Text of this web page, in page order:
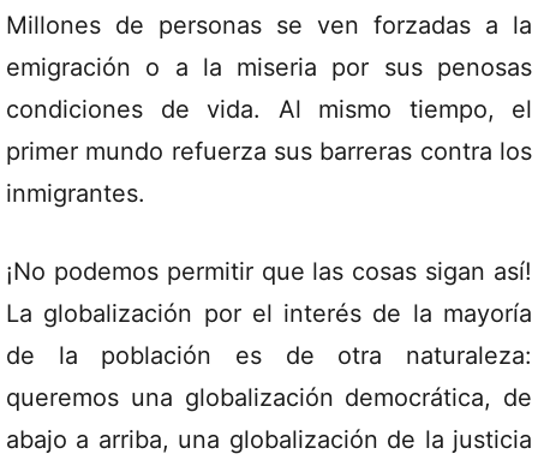
Millones de personas se ven forzadas a la
emigración o a la miseria por sus penosas
condiciones de vida. Al mismo tiempo, el
primer mundo refuerza sus barreras contra los
inmigrantes.
¡No podemos permitir que las cosas sigan así!
La globalización por el interés de la mayoría
de la población es de otra naturaleza:
queremos una globalización democrática, de
abajo a arriba, una globalización de la justicia